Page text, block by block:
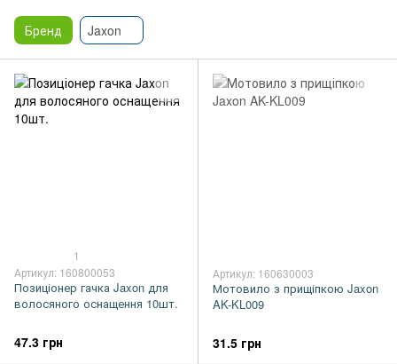
Бренд Jaxon
1
Артикул: 160800053
Позиціонер гачка Jaxon для
волосяного оснащення 10шт.
47.3 грн
Артикул: 160630003
Мотовило з прищіпкою Jaxon
AK-KL009
31.5 грн